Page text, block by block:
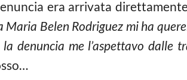
era arrivata
Maria Belen Rodriguez mi ha
denuncia me l’aspettavo dalle